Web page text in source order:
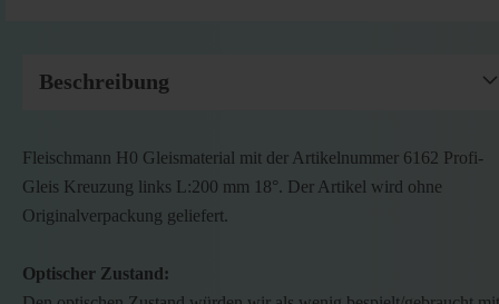
Beschreibung
Fleischmann H0 Gleismaterial mit der Artikelnummer 6162 Profi-
Gleis Kreuzung links L:200 mm 18°. Der Artikel wird ohne
Originalverpackung geliefert.
Optischer Zustand: